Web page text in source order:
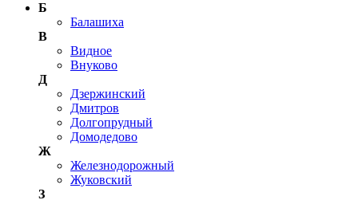
Б
Балашиха
В
Видное
Внуково
Д
Дзержинский
Дмитров
Долгопрудный
Домодедово
Ж
Железнодорожный
Жуковский
З